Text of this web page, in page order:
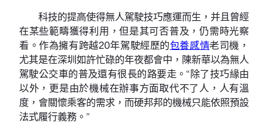
科技的提高使得無人駕駛技巧應運而生，并且曾經
在某些範疇獲得利用，但是其可否普及，仍需時光察
看。作為擁有跨越20年駕駛經歷的包養感情老司機，
尤其是在深圳如許忙碌的年夜都會中，陳新華以為無人
駕駛公交車的普及還有很長的路要走。“除了技巧緣由
以外，更是由於機械在辦事方面取代不了人，人有溫
度，會關懷乘客的需求，而硬邦邦的機械只能依照預設
法式履行義務。”